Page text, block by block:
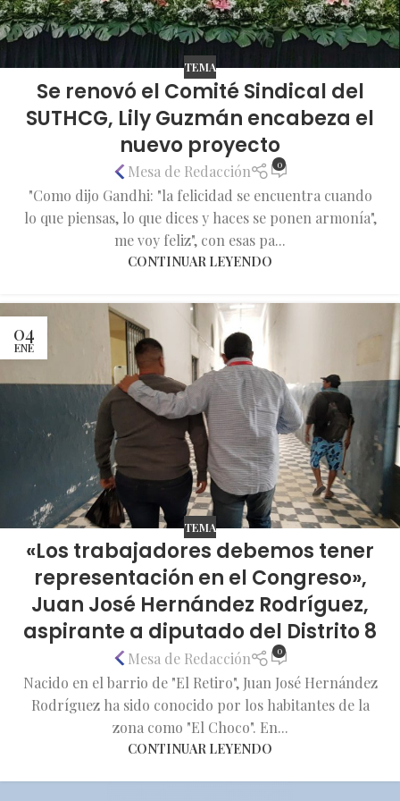
TEMA
Se renovó el Comité Sindical del
SUTHCG, Lily Guzmán encabeza el
nuevo proyecto
Mesa de Redacción 0
"Como dijo Gandhi: "la felicidad se encuentra cuando
lo que piensas, lo que dices y haces se ponen armonía",
me voy feliz", con esas pa...
CONTINUAR LEYENDO
04
ENE
TEMA
«Los trabajadores debemos tener
representación en el Congreso»,
Juan José Hernández Rodríguez,
aspirante a diputado del Distrito 8
Mesa de Redacción 0
Nacido en el barrio de "El Retiro", Juan José Hernández
Rodríguez ha sido conocido por los habitantes de la
zona como "El Choco". En...
CONTINUAR LEYENDO